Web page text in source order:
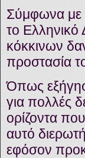
Σύμφωνα με
το Ελληνικό
κόκκινων
προστασία
Όπως
για πολλές
ορίζοντα
αυτό
εφόσον